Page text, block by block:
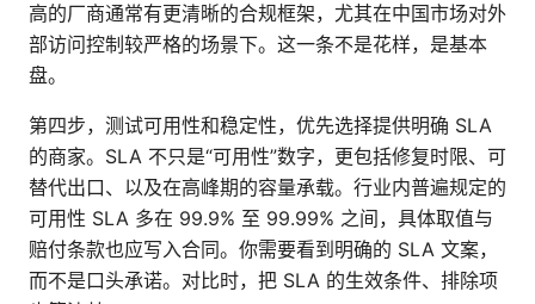
高的厂商通常有更清晰的合规框架，尤其在中国市场对外
部访问控制较严格的场景下。这一条不是花样，是基本
盘。
第四步，测试可用性和稳定性，优先选择提供明确 SLA
的商家。SLA 不只是“可用性”数字，更包括修复时限、可
替代出口、以及在高峰期的容量承载。行业内普遍规定的
可用性 SLA 多在 99.9% 至 99.99% 之间，具体取值与
赔付条款也应写入合同。你需要看到明确的 SLA 文案，
而不是口头承诺。对比时，把 SLA 的生效条件、排除项